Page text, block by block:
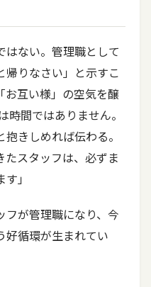
はない。管理職として
帰りなさい」と示すこ
お互い様」の空気を醸
時間ではありません。
きしめれば伝わる。
たスタッフは、必ずま
」
フが管理職になり、今
好循環が生まれてい